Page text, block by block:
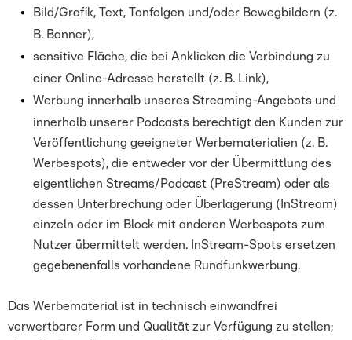
Bild/Grafik, Text, Tonfolgen und/oder Bewegbildern (z.
B. Banner),
sensitive Fläche, die bei Anklicken die Verbindung zu
einer Online-Adresse herstellt (z. B. Link),
Werbung innerhalb unseres Streaming-Angebots und
innerhalb unserer Podcasts berechtigt den Kunden zur
Veröffentlichung geeigneter Werbematerialien (z. B.
Werbespots), die entweder vor der Übermittlung des
eigentlichen Streams/Podcast (PreStream) oder als
dessen Unterbrechung oder Überlagerung (InStream)
einzeln oder im Block mit anderen Werbespots zum
Nutzer übermittelt werden. InStream-Spots ersetzen
gegebenenfalls vorhandene Rundfunkwerbung.
Das Werbematerial ist in technisch einwandfrei
verwertbarer Form und Qualität zur Verfügung zu stellen;